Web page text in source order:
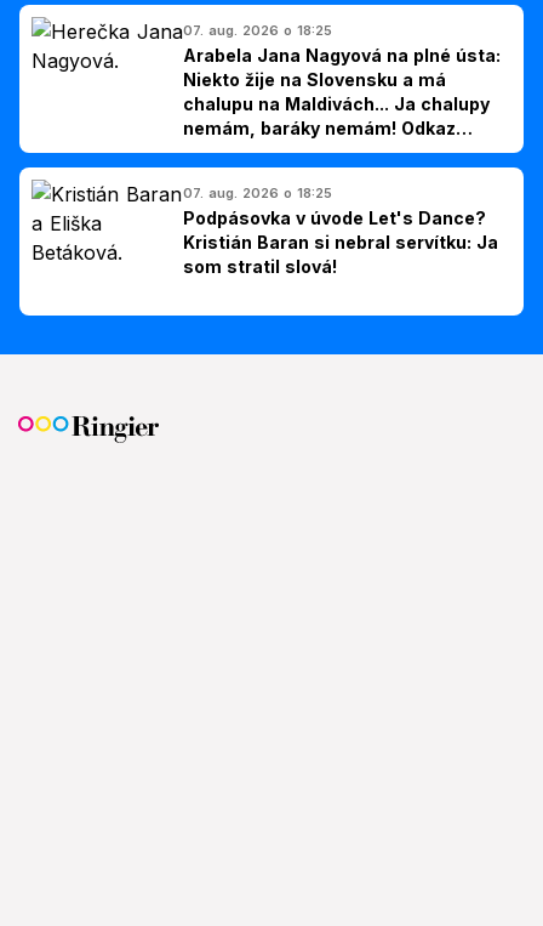
07. aug. 2026 o 18:25
Arabela Jana Nagyová na plné ústa:
Niekto žije na Slovensku a má
chalupu na Maldivách... Ja chalupy
nemám, baráky nemám! Odkaz
Slovákom
07. aug. 2026 o 18:25
Podpásovka v úvode Let's Dance?
Kristián Baran si nebral servítku: Ja
som stratil slová!